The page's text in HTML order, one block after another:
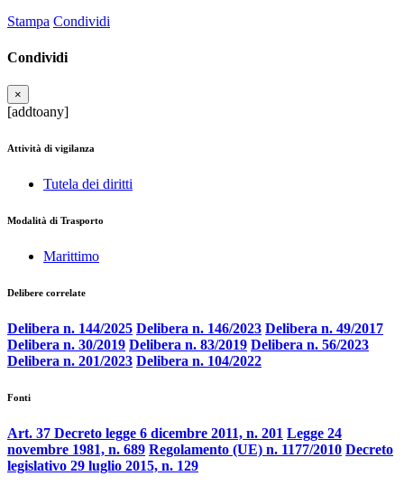
Stampa Condividi
Condividi
×
[addtoany]
Attività di vigilanza
Tutela dei diritti
Modalità di Trasporto
Marittimo
Delibere correlate
Delibera n. 144/2025 Delibera n. 146/2023 Delibera n. 49/2017
Delibera n. 30/2019 Delibera n. 83/2019 Delibera n. 56/2023
Delibera n. 201/2023 Delibera n. 104/2022
Fonti
Art. 37 Decreto legge 6 dicembre 2011, n. 201 Legge 24
novembre 1981, n. 689 Regolamento (UE) n. 1177/2010 Decreto
legislativo 29 luglio 2015, n. 129